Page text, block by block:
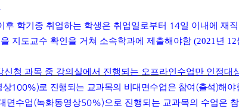
후 학기중 취업하는 학생은 취업일로부터 14일 이내에 재
지도교수 확인을 거쳐 소속학과에 제출해야함 (2021년 12
신청 과목 중 강의실에서 진행되는 오프라인수업만 인정대
상100%)로 진행되는 교과목의 비대면수업은 참여 (출석)해야
면수업(녹화동영상50%)으로 진행되는 교과목의 수업은 참